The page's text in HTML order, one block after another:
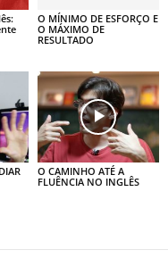
O MÍNIMO DE ESFORÇO E
O MÁXIMO DE
RESULTADO
O CAMINHO ATÉ A
FLUÊNCIA NO INGLÊS